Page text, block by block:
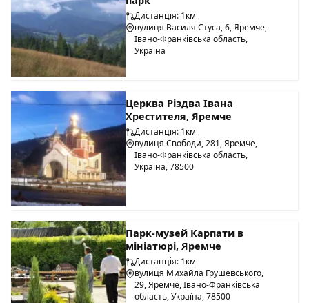
Дистанція: 1км
вулиця Василя Стуса, 6, Яремче,
Івано-Франківська область,
Україна
Церква Різдва Івана
Хрестителя, Яремче
Дистанція: 1км
вулиця Свободи, 281, Яремче,
Івано-Франківська область,
Україна, 78500
Парк-музей Карпати в
мініатюрі, Яремче
Дистанція: 1км
вулиця Михайла Грушевського,
29, Яремче, Івано-Франківська
область, Україна, 78500